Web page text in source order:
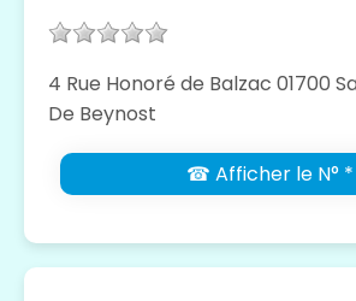
4 Rue Honoré de Balzac 01700
De Beynost
☎ Afficher le N° *